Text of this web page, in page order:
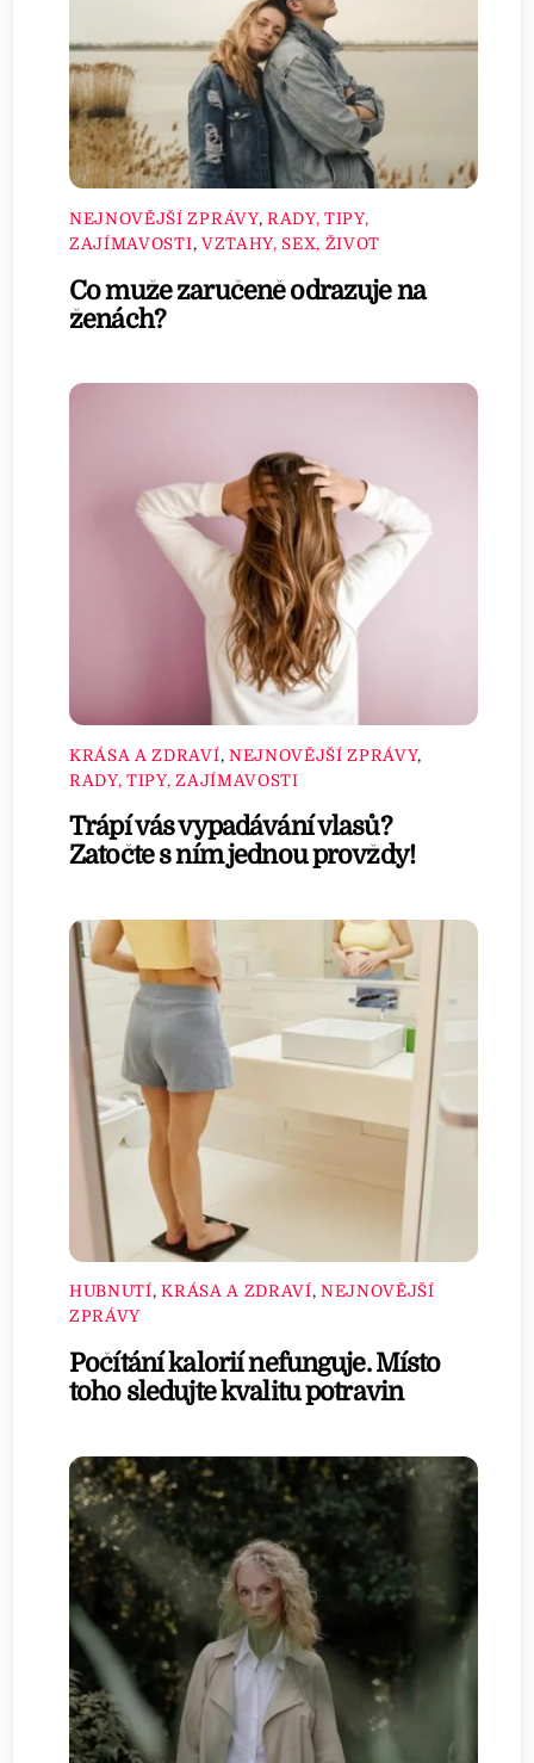
NEJNOVĚJŠÍ ZPRÁVY, RADY, TIPY,
ZAJÍMAVOSTI, VZTAHY, SEX, ŽIVOT
Co muže zaručeně odrazuje na
ženách?
KRÁSA A ZDRAVÍ, NEJNOVĚJŠÍ ZPRÁVY,
RADY, TIPY, ZAJÍMAVOSTI
Trápí vás vypadávání vlasů?
Zatočte s ním jednou provždy!
HUBNUTÍ,KRÁSA A ZDRAVÍ, NEJNOVĚJŠÍ
ZPRÁVY
Počítání kalorií nefunguje. Místo
toho sledujte kvalitu potravin